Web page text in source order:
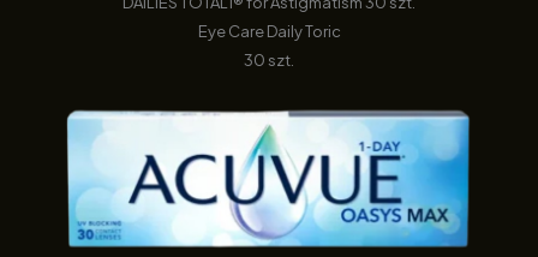
Eye Care Daily Toric
30 szt.